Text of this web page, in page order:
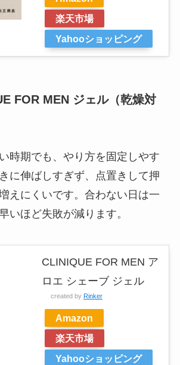
楽天市場
Yahooショッピング
FOR MEN ジェル（乾燥対
時期でも、やり方を固定しやす
に伸ばしすぎず、点置きして押
えにくいです。合わない日は一
いほど失敗が減ります。
CLINIQUE FOR MEN ア
ロエ シェーブ ジェル
created by Rinker
Amazon
楽天市場
Yahooショッピング